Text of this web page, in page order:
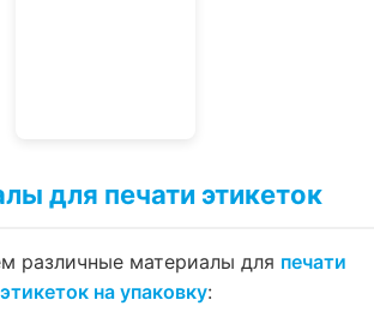
для печати этикеток
различные материалы для печати
этикеток на упаковку: